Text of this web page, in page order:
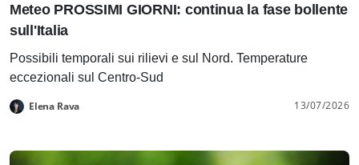
Meteo PROSSIMI GIORNI: continua la fase bollente
sull'Italia
Possibili temporali sui rilievi e sul Nord. Temperature
eccezionali sul Centro-Sud
Elena Rava 13/07/2026